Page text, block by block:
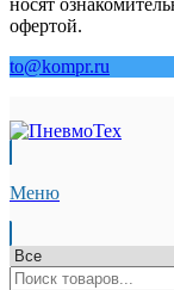
носят
офертой.
to@kompr.ru
Меню